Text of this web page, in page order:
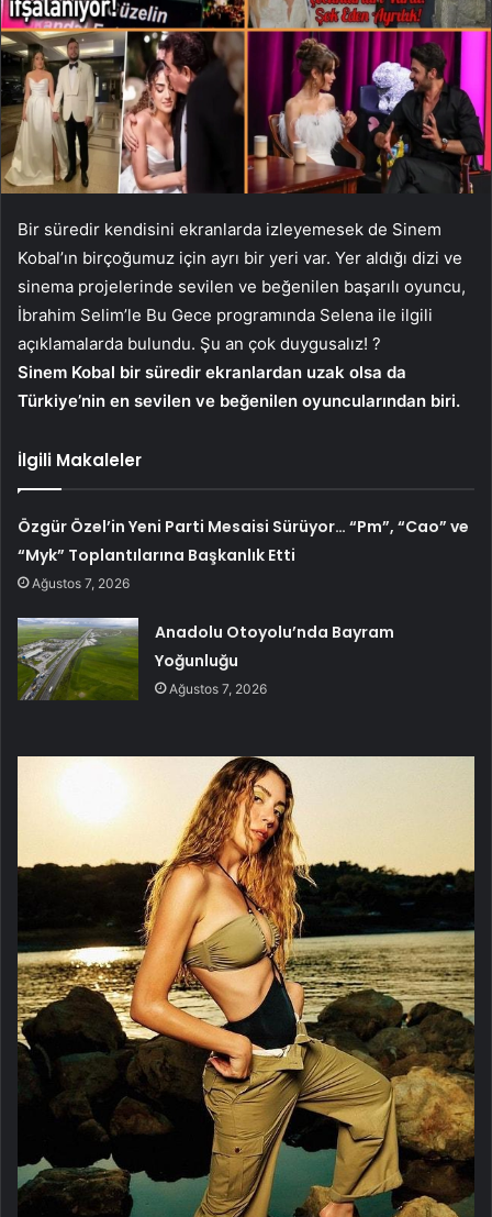
Bir süredir kendisini ekranlarda izleyemesek de Sinem
Kobal’ın birçoğumuz için ayrı bir yeri var. Yer aldığı dizi ve
sinema projelerinde sevilen ve beğenilen başarılı oyuncu,
İbrahim Selim’le Bu Gece programında Selena ile ilgili
açıklamalarda bulundu. Şu an çok duygusalız! ?
Sinem Kobal bir süredir ekranlardan uzak olsa da
Türkiye’nin en sevilen ve beğenilen oyuncularından biri.
İlgili Makaleler
Özgür Özel’in Yeni Parti Mesaisi Sürüyor… “Pm”, “Cao” ve
“Myk” Toplantılarına Başkanlık Etti
Ağustos 7, 2026
Anadolu Otoyolu’nda Bayram
Yoğunluğu
Ağustos 7, 2026